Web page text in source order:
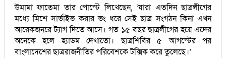
উমামা ফাতেমা তার পোস্টে লিখেছেন, ‘যারা এতদিন ছাত্রলীগের
মধ্যে মিশে সার্ভাইভ করার ভং ধরে সেই ছাত্র সংগঠন কিনা এখন
আরেকজনরে ট্যাগ দিতে আসে। গত ১৫ বছর ছাত্রলীগের হয়ে এদের
অনেকে হলে হ্যাডম দেখাতো। ছাত্রশিবির ৫ আগস্টের পর
বাংলাদেশের ছাত্ররাজনীতির পরিবেশকে টক্সিক করে তুলেছে।’